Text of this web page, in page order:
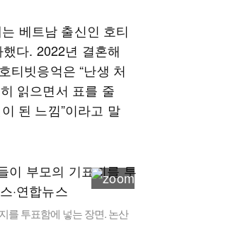
베트남 출신인 호티
다. 2022년 결혼해
티빗응억은 “난생 처
읽으면서 표를 줄
된 느낌”이라고 말
를 투표함에 넣는 장면. 논산